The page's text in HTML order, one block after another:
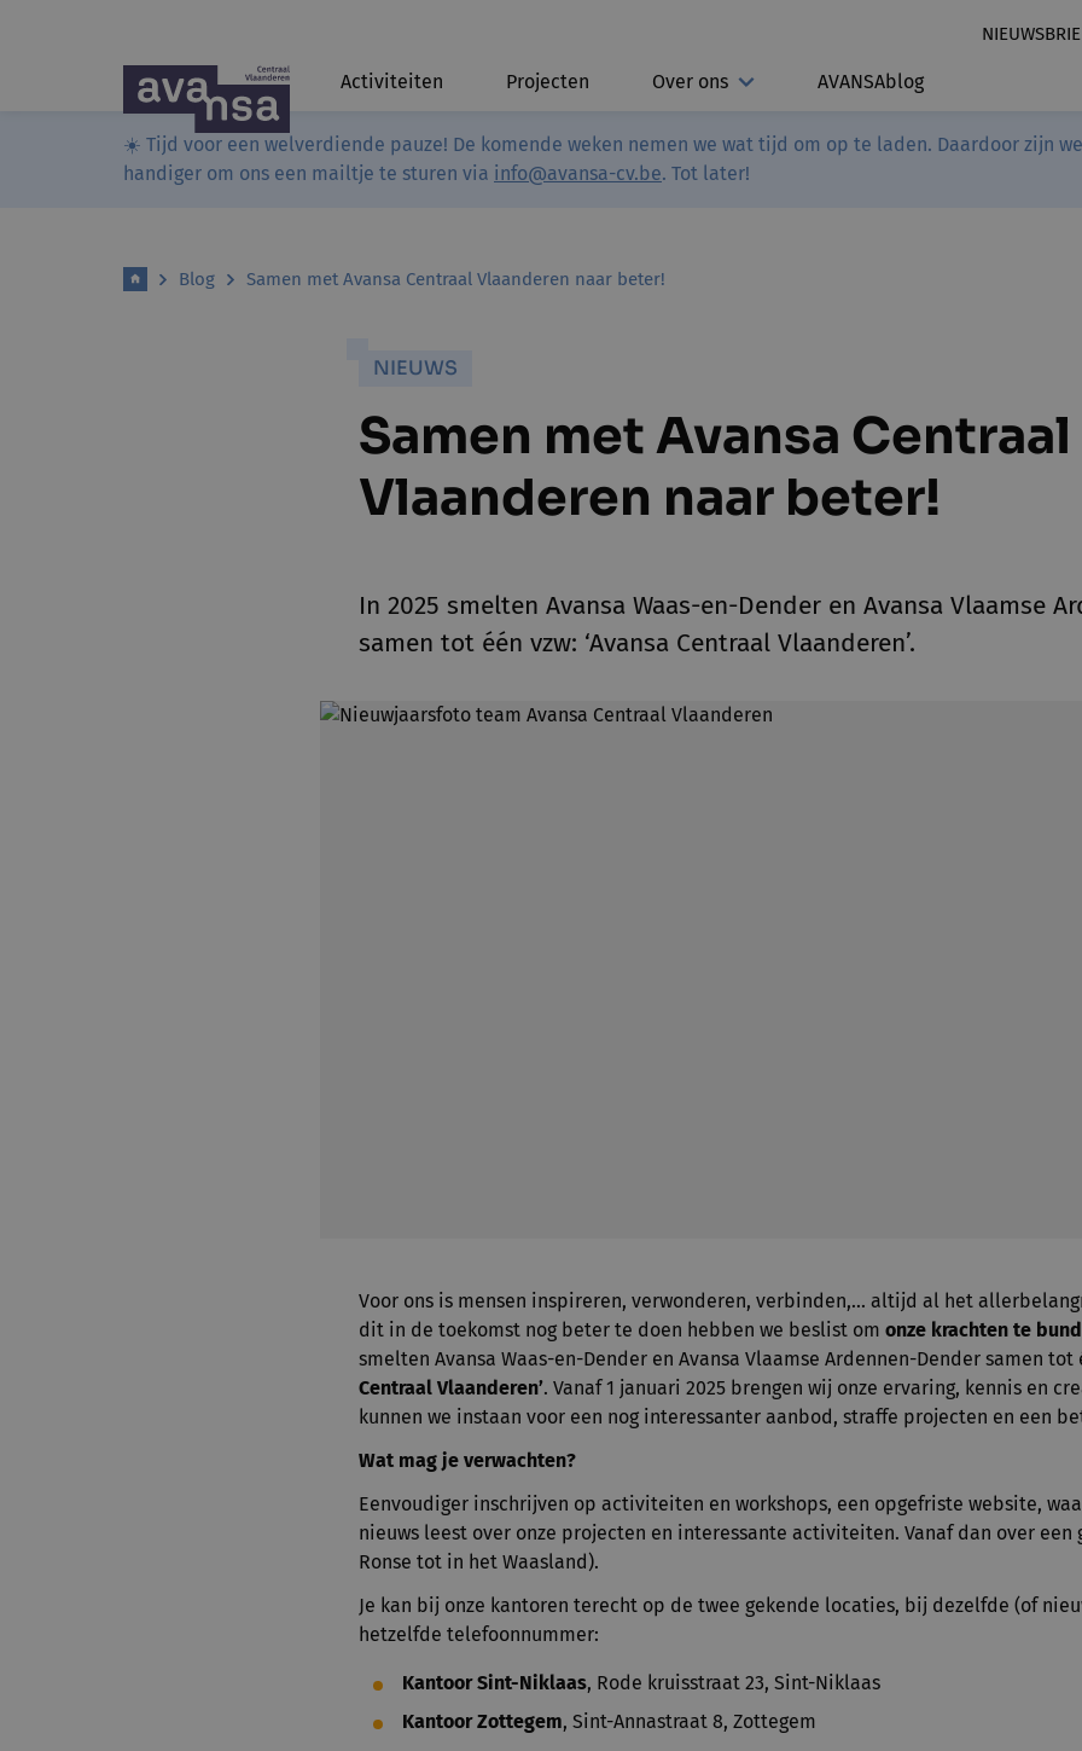
Activiteiten Projecten Over ons AVANSAblog
☀️ Tijd voor een welverdiende pauze! De komende weken nemen we wat tijd om op te laden. Daardoor zijn
handiger om ons een mailtje te sturen via info@avansa-cv.be. Tot later!
Blog Samen met Avansa Centraal Vlaanderen naar beter!
NIEUWS
Samen met Avansa Centraal
Vlaanderen naar beter!
In 2025 smelten Avansa Waas-en-Dender en Avansa Vlaamse
samen tot één vzw: ‘Avansa Centraal Vlaanderen’.
Voor ons is mensen inspireren, verwonderen, verbinden,... altijd al het
dit in de toekomst nog beter te doen hebben we beslist omonze krachten te
smelten Avansa Waas-en-Dender en Avansa Vlaamse Ardennen-Dender samen tot
Centraal Vlaanderen’. Vanaf 1 januari 2025 brengen wij onze ervaring, kennis en
kunnen we instaan voor een nog interessanter aanbod, straffe projecten en een
Wat mag je verwachten?
Eenvoudiger inschrijven op activiteiten en workshops, een opgefriste website,
nieuws leest over onze projecten en interessante activiteiten. Vanaf dan over een
Ronse tot in het Waasland).
Je kan bij onze kantoren terecht op de twee gekende locaties, bij dezelfde (of
hetzelfde telefoonnummer:
Kantoor Sint-Niklaas, Rode kruisstraat 23, Sint-Niklaas
Kantoor Zottegem, Sint-Annastraat 8, Zottegem